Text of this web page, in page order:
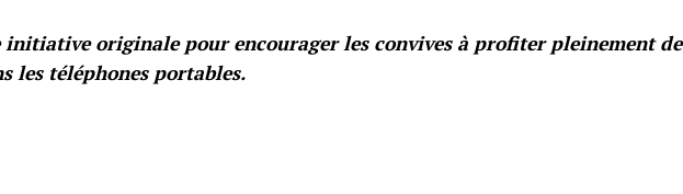
initiative originale pour encourager les convives à profiter pleinement de
les téléphones portables.